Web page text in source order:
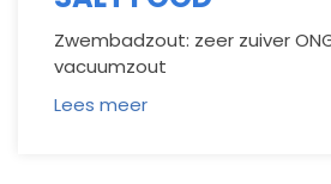
V
.
Ve
Zwembadzout: zeer zuiver
vacuumzout
Lees meer